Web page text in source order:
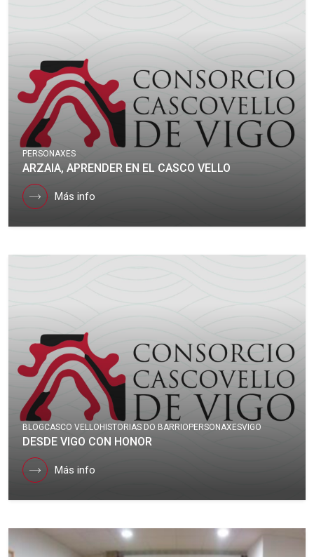
PERSONAXES
ARZAIA, APRENDER EN EL CASCO VELLO
Más info
BLOGCASCO VELLO HISTORIAS DO BARRIO PERSONAXESVIGO
DESDE VIGO CON HONOR
Más info